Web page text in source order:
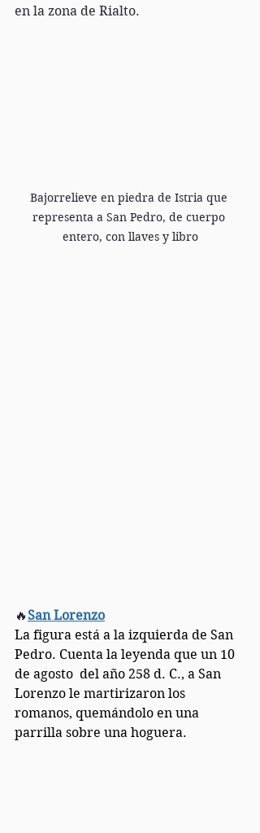
en la zona de Rialto.
Bajorrelieve en piedra de Istria que
representa a San Pedro, de cuerpo
entero, con llaves y libro
🔥San Lorenzo
La figura está a la izquierda de San
Pedro. Cuenta la leyenda que un 10
de agosto  del año 258 d. C., a San
Lorenzo le martirizaron los
romanos, quemándolo en una
parrilla sobre una hoguera.